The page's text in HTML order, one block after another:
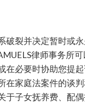
破裂并决定暂时或永
律师事务所
在必要时协助您提
在家庭法案件的谈
于子女抚养费、配